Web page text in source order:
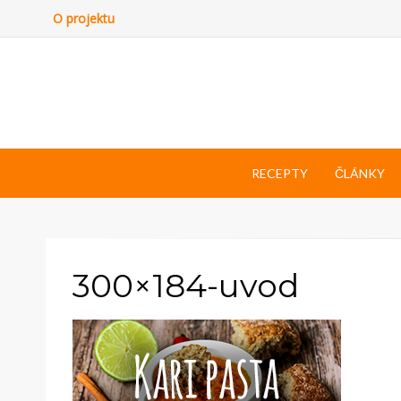
O projektu
RECEPTY ČLÁNKY
300×184-uvod